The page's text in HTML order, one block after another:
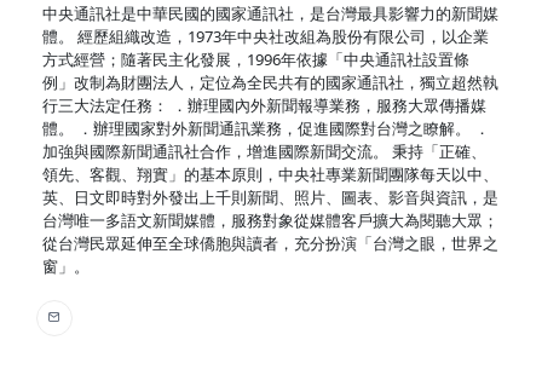
中央通訊社是中華民國的國家通訊社，是台灣最具影響力的新聞媒
體。 經歷組織改造，1973年中央社改組為股份有限公司，以企業
方式經營；隨著民主化發展，1996年依據「中央通訊社設置條
例」改制為財團法人，定位為全民共有的國家通訊社，獨立超然執
行三大法定任務： ．辦理國內外新聞報導業務，服務大眾傳播媒
體。 ．辦理國家對外新聞通訊業務，促進國際對台灣之瞭解。 ．
加強與國際新聞通訊社合作，增進國際新聞交流。 秉持「正確、
領先、客觀、翔實」的基本原則，中央社專業新聞團隊每天以中、
英、日文即時對外發出上千則新聞、照片、圖表、影音與資訊，是
台灣唯一多語文新聞媒體，服務對象從媒體客戶擴大為閱聽大眾；
從台灣民眾延伸至全球僑胞與讀者，充分扮演「台灣之眼，世界之
窗」。